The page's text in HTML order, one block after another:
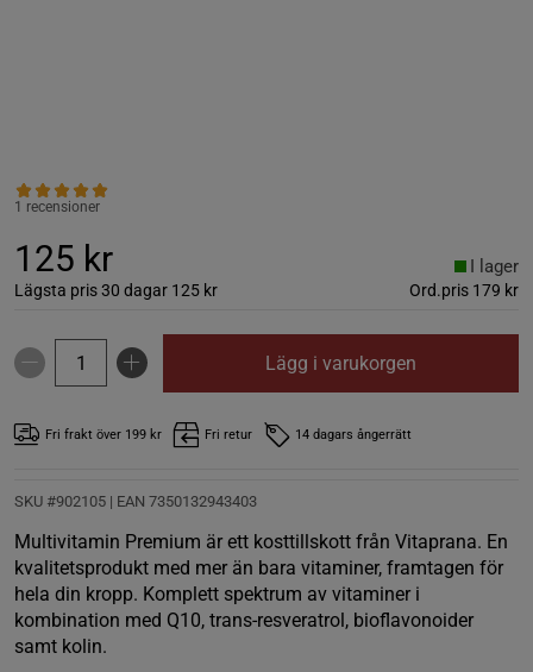
1 recensioner
125 kr
Lägsta pris 30 dagar 125 kr Ord.pris 179 kr
I lager
Lägg i varukorgen
Fri frakt över 199 kr Fri retur 14 dagars ångerrätt
SKU #902105 | EAN 7350132943403
Multivitamin Premium är ett kosttillskott från Vitaprana. En
kvalitetsprodukt med mer än bara vitaminer, framtagen för
hela din kropp. Komplett spektrum av vitaminer i
kombination med Q10, trans-resveratrol, bioflavonoider
samt kolin.